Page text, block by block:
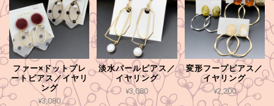
ファー×ドットプレ
ートピアス／イヤリ
ング
¥3,080
淡水パールピアス／
イヤリング
¥3,080
変形フープピアス／
イヤリング
¥2,200